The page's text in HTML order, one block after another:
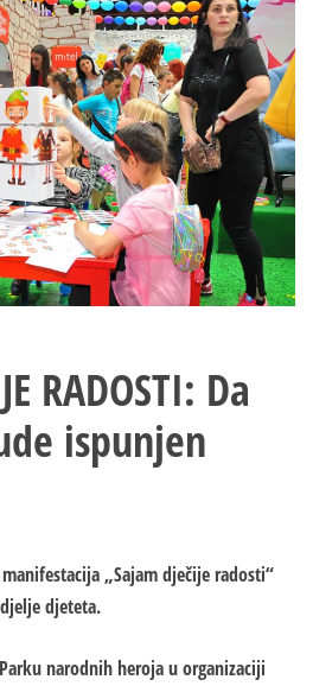
RADOSTI: Da
ispunjen
„Sajam dječije radosti“
djeteta.
narodnih heroja u organizaciji